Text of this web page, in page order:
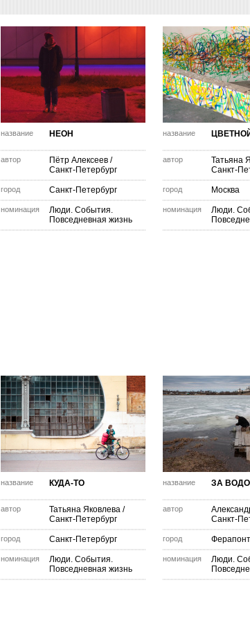
название НЕОН
автор Пётр Алексеев /
Санкт-Петербург
город Санкт-Петербург
номинация
Люди. События.
Повседневная жизнь
название
автор
Татьяна
Санкт-
город Москва
номинация
Люди.
название КУДА-ТО
автор Татьяна Яковлева /
Санкт-Петербург
город Санкт-Петербург
номинация
Люди. События.
Повседневная жизнь
название ЗА
автор
Санкт-
город
номинация
Люди.